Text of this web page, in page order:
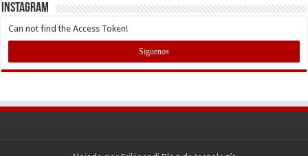
INSTAGRAM
Can not find the Access Token!
Siguenos